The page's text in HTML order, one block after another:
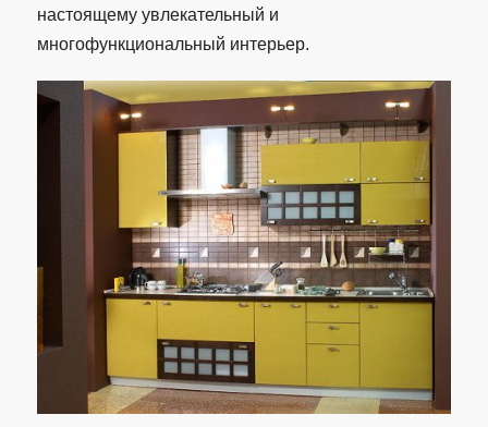
настоящему увлекательный и
многофункциональный интерьер.